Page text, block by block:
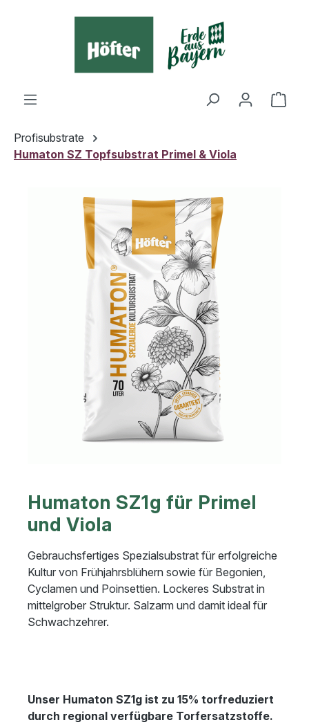
Profisubstrate
Humaton SZ Topfsubstrat Primel & Viola
Humaton SZ1g für Primel
und Viola
Gebrauchsfertiges Spezialsubstrat für erfolgreiche
Kultur von Frühjahrsblühern sowie für Begonien,
Cyclamen und Poinsettien. Lockeres Substrat in
mittelgrober Struktur. Salzarm und damit ideal für
Schwachzehrer.
Unser Humaton SZ1g ist zu 15% torfreduziert
durch regional verfügbare Torfersatzstoffe.